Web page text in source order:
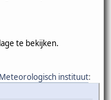
te bekijken.
instituut: